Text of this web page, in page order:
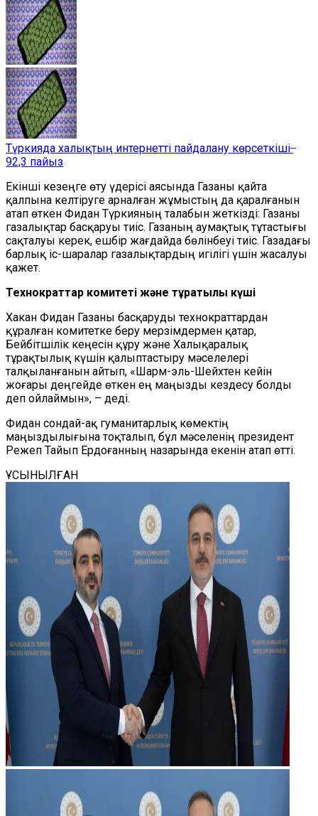
Түркияда халықтың интернетті пайдалану көрсеткіші ̶
92,3 пайыз
Екінші кезеңге өту үдерісі аясында Газаны қайта
қалпына келтіруге арналған жұмыстың да қаралғанын
атап өткен Фидан Түркияның талабын жеткізді: Газаны
газалықтар басқаруы тиіс. Газаның аумақтық тұтастығы
сақталуы керек, ешбір жағдайда бөлінбеуі тиіс. Газадағы
барлық іс-шаралар газалықтардың игілігі үшін жасалуы
қажет.
Технократтар комитеті және тұрақтылық күші
Хакан Фидан Газаны басқаруды технократтардан
құралған комитетке беру мерзімдермен қатар,
Бейбітшілік кеңесін құру және Халықаралық
тұрақтылық күшін қалыптастыру мәселелері
талқыланғанын айтып, «Шарм-эль-Шейхтен кейін
жоғары деңгейде өткен ең маңызды кездесу болды
деп ойлаймын», – деді.
Фидан сондай-ақ гуманитарлық көмектің
маңыздылығына тоқталып, бұл мәселенің президент
Режеп Тайып Ердоғанның назарында екенін атап өтті.
ҰСЫНЫЛҒАН